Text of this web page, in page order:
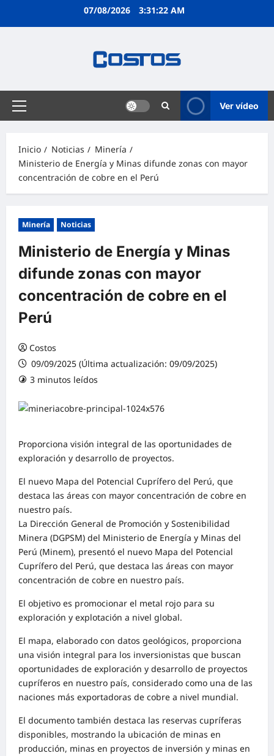
07/08/2026 3:31:23 AM
Ver vídeo
Inicio Noticias
Minería
Ministerio de Energía y Minas difunde zonas con mayor
concentración de cobre en el Perú
Minería Noticias
Ministerio de Energía y Minas
difunde zonas con mayor
concentración de cobre en el
Perú
Costos
09/09/2025 (Última actualización: 09/09/2025)
3 minutos leídos
Proporciona visión integral de las oportunidades de
exploración y desarrollo de proyectos.
El nuevo Mapa del Potencial Cuprífero del Perú, que
destaca las áreas con mayor concentración de cobre en
nuestro país.
La Dirección General de Promoción y Sostenibilidad
Minera (DGPSM) del Ministerio de Energía y Minas del
Perú (Minem), presentó el nuevo Mapa del Potencial
Cuprífero del Perú, que destaca las áreas con mayor
concentración de cobre en nuestro país.
El objetivo es promocionar el metal rojo para su
exploración y explotación a nivel global.
El mapa, elaborado con datos geológicos, proporciona
una visión integral para los inversionistas que buscan
oportunidades de exploración y desarrollo de proyectos
cupríferos en nuestro país, considerado como una de las
naciones más exportadoras de cobre a nivel mundial.
El documento también destaca las reservas cupríferas
disponibles, mostrando la ubicación de minas en
producción, minas en proyectos de inversión y minas en